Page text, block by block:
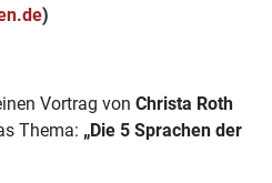
)
Vortrag von Christa Roth
Thema: „Die 5 Sprachen der